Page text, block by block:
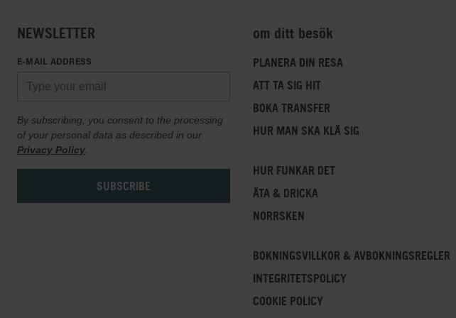
NEWSLETTER
E-MAIL ADDRESS
By subscribing, you consent to the processing
of your personal data as described in our
Privacy Policy
om ditt besök
PLANERA DIN RESA
ATT TA SIG HIT
BOKA TRANSFER
HUR MAN SKA KLÄ SIG
HUR FUNKAR DET
ÄTA & DRICKA
NORRSKEN
BOKNINGSVILLKOR & AVBOKNINGSREGLER
INTEGRITETSPOLICY
COOKIE POLICY